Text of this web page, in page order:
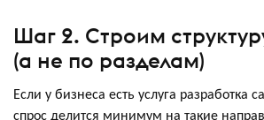
Шаг 2. Строим
(а не по разделам)
Если у бизнеса есть услуга разработка
спрос делится минимум на такие